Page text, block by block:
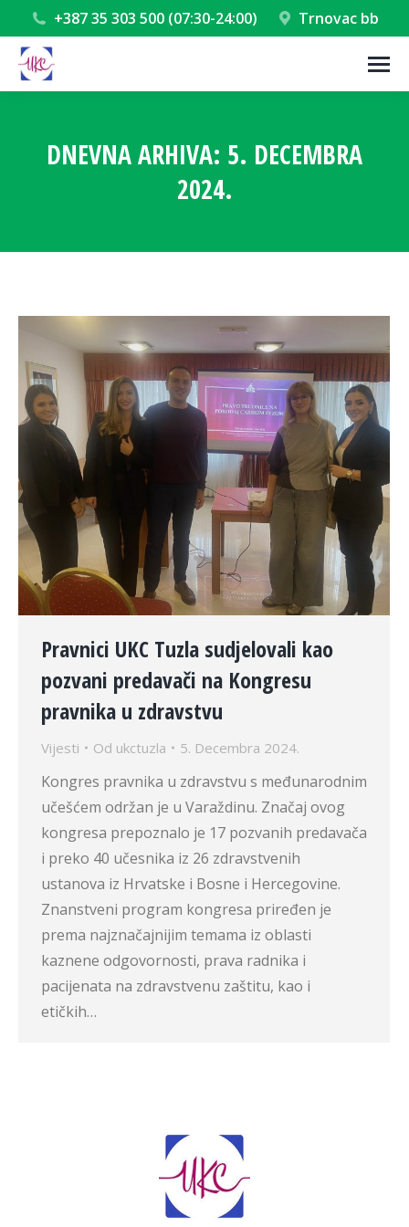
+387 35 303 500 (07:30-24:00) Trnovac bb
DNEVNA ARHIVA: 5. DECEMBRA
2024.
Pravnici UKC Tuzla sudjelovali kao
pozvani predavači na Kongresu
pravnika u zdravstvu
Vijesti Od ukctuzla 5. Decembra 2024.
Kongres pravnika u zdravstvu s međunarodnim
učešćem održan je u Varaždinu. Značaj ovog
kongresa prepoznalo je 17 pozvanih predavača
i preko 40 učesnika iz 26 zdravstvenih
ustanova iz Hrvatske i Bosne i Hercegovine.
Znanstveni program kongresa priređen je
prema najznačajnijim temama iz oblasti
kaznene odgovornosti, prava radnika i
pacijenata na zdravstvenu zaštitu, kao i
etičkih…